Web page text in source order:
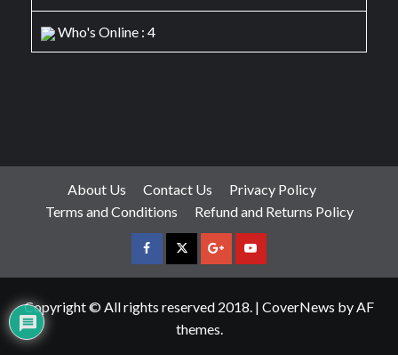
Who's Online : 4
About Us Contact Us
Privacy Policy
Terms and Conditions
Refund and Returns Policy
facebookTwitterGoogleYouTube
Copyright © All rights reserved 2018. | CoverNews by AF
themes.